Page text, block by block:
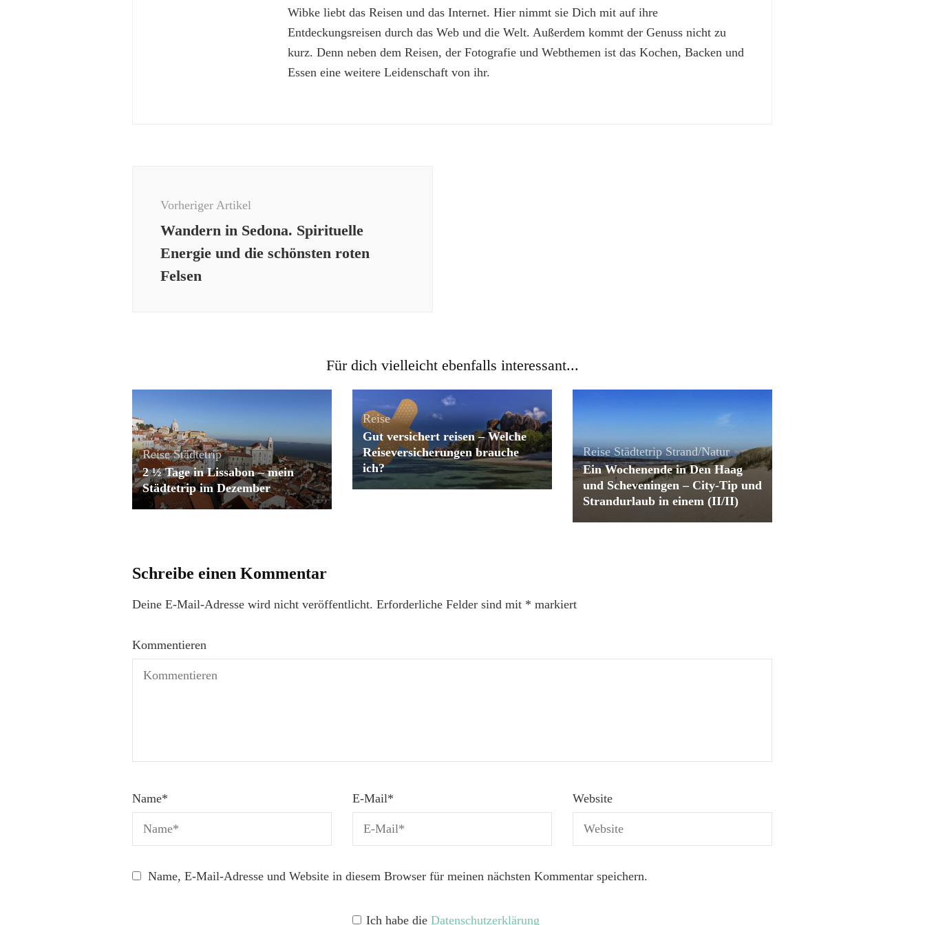
Wibke liebt das Reisen und das Internet. Hier nimmt sie Dich mit auf ihre
Entdeckungsreisen durch das Web und die Welt. Außerdem kommt der Genuss nicht zu
kurz. Denn neben dem Reisen, der Fotografie und Webthemen ist das Kochen, Backen und
Essen eine weitere Leidenschaft von ihr.
Vorheriger Artikel
Wandern in Sedona. Spirituelle
Energie und die schönsten roten
Felsen
Für dich vielleicht ebenfalls interessant...
Reise Städtetrip
2 ½ Tage in Lissabon – mein
Städtetrip im Dezember
Reise
Gut versichert reisen – Welche
Reiseversicherungen brauche
ich?
Reise Städtetrip Strand/Natur
Ein Wochenende in Den Haag
und Scheveningen – City-Tip und
Strandurlaub in einem (II/II)
Schreibe einen Kommentar
Deine E-Mail-Adresse wird nicht veröffentlicht. Erforderliche Felder sind mit * markiert
Kommentieren
Name* E-Mail* Website
Name, E-Mail-Adresse und Website in diesem Browser für meinen nächsten Kommentar speichern.
Ich habe die Datenschutzerklärung